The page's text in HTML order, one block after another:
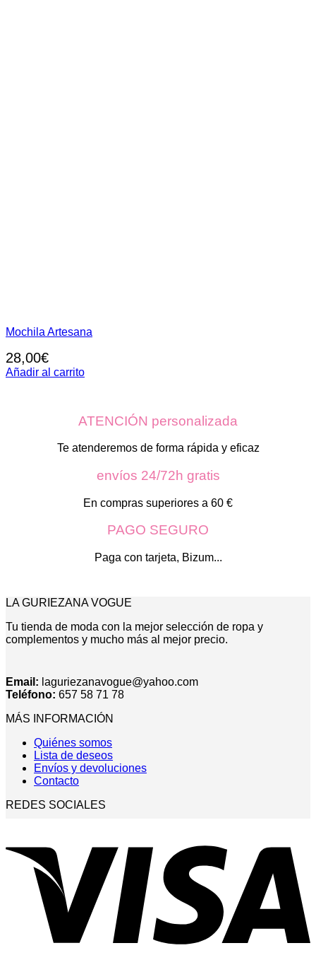
Mochila Artesana
28,00€
Añadir al carrito
ATENCIÓN personalizada
Te atenderemos de forma rápida y eficaz
envíos 24/72h gratis
En compras superiores a 60 €
PAGO SEGURO
Paga con tarjeta, Bizum...
LA GURIEZANA VOGUE
Tu tienda de moda con la mejor selección de ropa y
complementos y mucho más al mejor precio.
Email: laguriezanavogue@yahoo.com
Teléfono: 657 58 71 78
MÁS INFORMACIÓN
Quiénes somos
Lista de deseos
Envíos y devoluciones
Contacto
REDES SOCIALES